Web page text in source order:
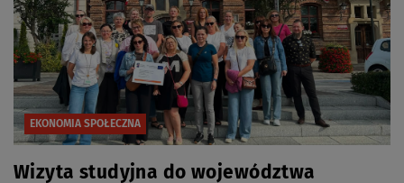
EKONOMIA SPOŁECZNA
Wizyta studyjna do województwa